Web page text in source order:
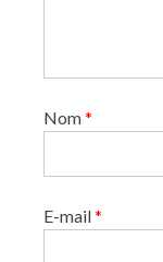
Nom*
E-mail*